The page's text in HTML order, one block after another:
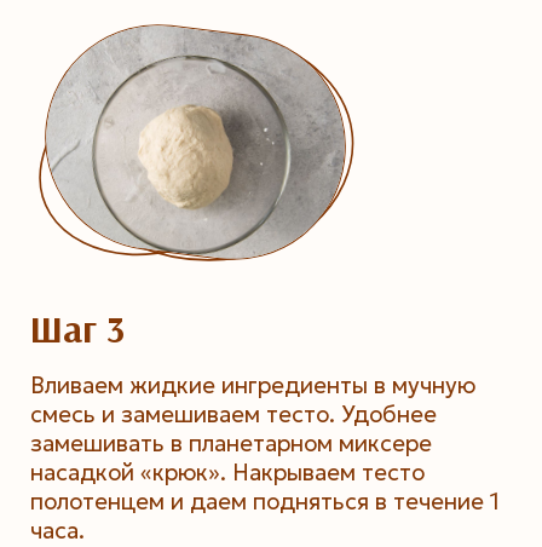
Шаг 3
Вливаем жидкие ингредиенты в мучную
смесь и замешиваем тесто. Удобнее
замешивать в планетарном миксере
насадкой «крюк». Накрываем тесто
полотенцем и даем подняться в течение 1
часа.